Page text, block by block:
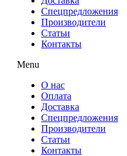
Спецпредложения
Производители
Статьи
Контакты
Menu
О нас
Оплата
Доставка
Спецпредложения
Производители
Статьи
Контакты